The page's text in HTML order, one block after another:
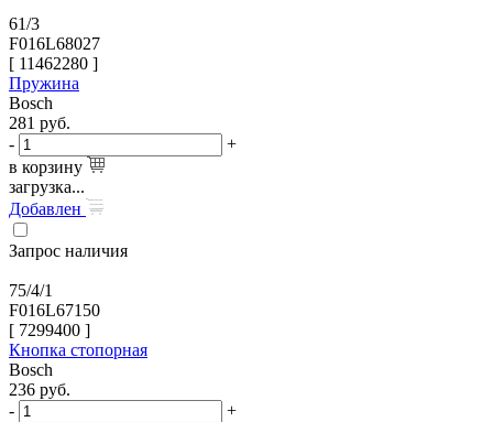
61/3
F016L68027
[ 11462280 ]
Пружина
Bosch
281 руб.
-
+
в корзину
загрузка...
Добавлен
Запрос наличия
75/4/1
F016L67150
[ 7299400 ]
Кнопка стопорная
Bosch
236 руб.
-
+